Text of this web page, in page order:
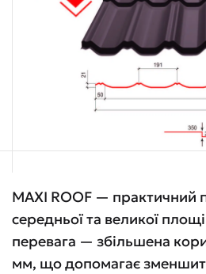
MAXI ROOF — практичний
середньої та великої
перевага — збільшена
мм, що допомагає зменшити